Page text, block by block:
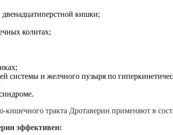
кишки;
колитах;
системы и желчного пузыря по
кишечного тракта Дротаверин применяют в
эффективен: